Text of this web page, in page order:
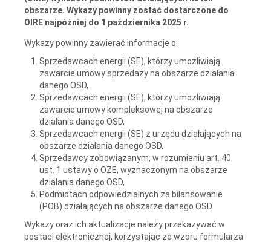
obszarze. Wykazy powinny zostać dostarczone do
OIRE najpóźniej do 1 października 2025 r.
Wykazy powinny zawierać informacje o:
Sprzedawcach energii (SE), którzy umożliwiają
zawarcie umowy sprzedaży na obszarze działania
danego OSD,
Sprzedawcach energii (SE), którzy umożliwiają
zawarcie umowy kompleksowej na obszarze
działania danego OSD,
Sprzedawcach energii (SE) z urzędu działających na
obszarze działania danego OSD,
Sprzedawcy zobowiązanym, w rozumieniu art. 40
ust. 1 ustawy o OZE, wyznaczonym na obszarze
działania danego OSD,
Podmiotach odpowiedzialnych za bilansowanie
(POB) działających na obszarze danego OSD.
Wykazy oraz ich aktualizacje należy przekazywać w
postaci elektronicznej, korzystając ze wzoru formularza